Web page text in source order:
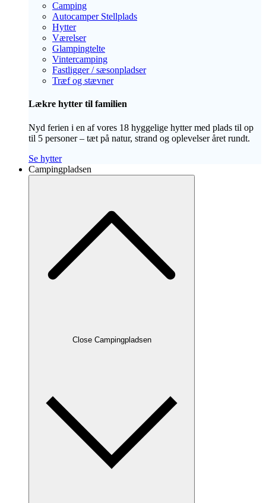
Camping
Autocamper Stellplads
Hytter
Værelser
Glampingtelte
Vintercamping
Fastligger / sæsonpladser
Træf og stævner
Lækre hytter til familien
Nyd ferien i en af vores 18 hyggelige hytter med plads til op
til 5 personer – tæt på natur, strand og oplevelser året rundt.
Se hytter
Campingpladsen
Close Campingpladsen